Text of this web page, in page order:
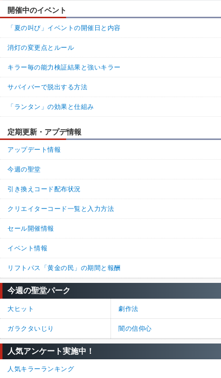
開催中のイベント
「夏の叫び」イベントの開催日と内容
消灯の変更点とルール
キラー毎の能力検証結果と強いキラー
サバイバーで脱出する方法
「ランタン」の効果と仕組み
定期更新・アプデ情報
アップデート情報
今週の聖堂
引き換えコード配布状況
クリエイターコード一覧と入力方法
セール開催情報
イベント情報
リフトパス「黄金の民」の期間と報酬
今週の聖堂パーク
大ヒット 劇作法
ガラクタいじり 闇の信仰心
人気アンケート実施中！
人気キラーランキング